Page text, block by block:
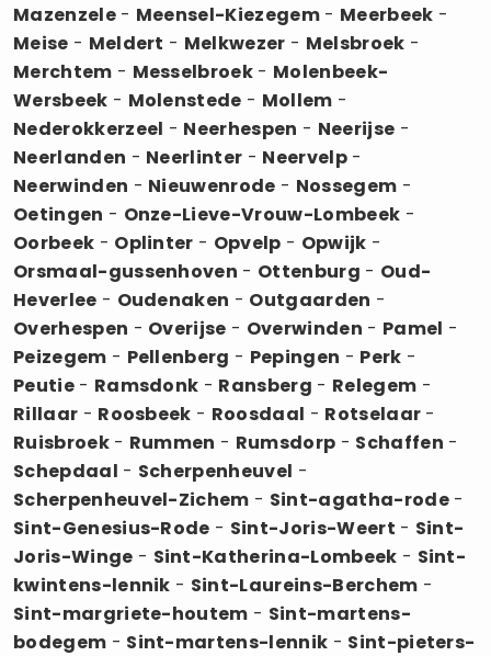
Mazenzele- Meensel-Kiezegem- Meerbeek -
Meise - Meldert - Melkwezer - Melsbroek -
Merchtem - Messelbroek - Molenbeek-
Wersbeek - Molenstede - Mollem -
Nederokkerzeel - Neerhespen - Neerijse -
Neerlanden - Neerlinter - Neervelp-
Neerwinden - Nieuwenrode - Nossegem -
Oetingen - Onze-Lieve-Vrouw-Lombeek -
Oorbeek - Oplinter - Opvelp - Opwijk -
Orsmaal-gussenhoven - Ottenburg - Oud-
Heverlee - Oudenaken - Outgaarden -
Overhespen - Overijse - Overwinden - Pamel -
Peizegem - Pellenberg - Pepingen - Perk -
Peutie- Ramsdonk - Ransberg - Relegem -
Rillaar - Roosbeek - Roosdaal - Rotselaar -
Ruisbroek- Rummen - Rumsdorp - Schaffen -
Schepdaal - Scherpenheuvel -
Scherpenheuvel-Zichem - Sint-agatha-rode-
Sint-Genesius-Rode - Sint-Joris-Weert - Sint-
Joris-Winge - Sint-Katherina-Lombeek - Sint-
kwintens-lennik - Sint-Laureins-Berchem -
Sint-margriete-houtem - Sint-martens-
bodegem - Sint-martens-lennik - Sint-pieters-